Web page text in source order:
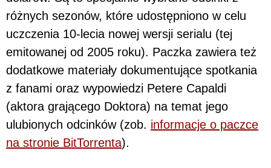
różnych sezonów, które udostępniono w celu
uczczenia 10-lecia nowej wersji serialu (tej
emitowanej od 2005 roku). Paczka zawiera też
dodatkowe materiały dokumentujące spotkania
z fanami oraz wypowiedzi Petere Capaldi
(aktora grającego Doktora) na temat jego
ulubionych odcinków (zob. informacje o paczce
na stronie BitTorrenta).